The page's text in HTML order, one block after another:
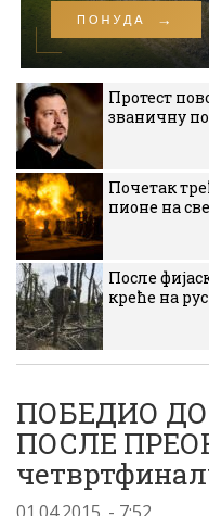
Протест
званичну
Почетак
пионе на
После
креће на
ПОБЕДИО
ПОСЛЕ